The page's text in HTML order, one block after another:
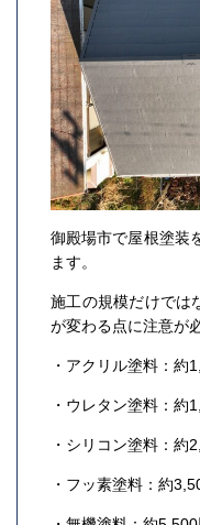
御殿場市で屋根塗装
ます。
施工の規模だけでは
が変わる点に注意が
・アクリル塗料：約
・ウレタン塗料：約
・シリコン塗料：約
・フッ素塗料：約